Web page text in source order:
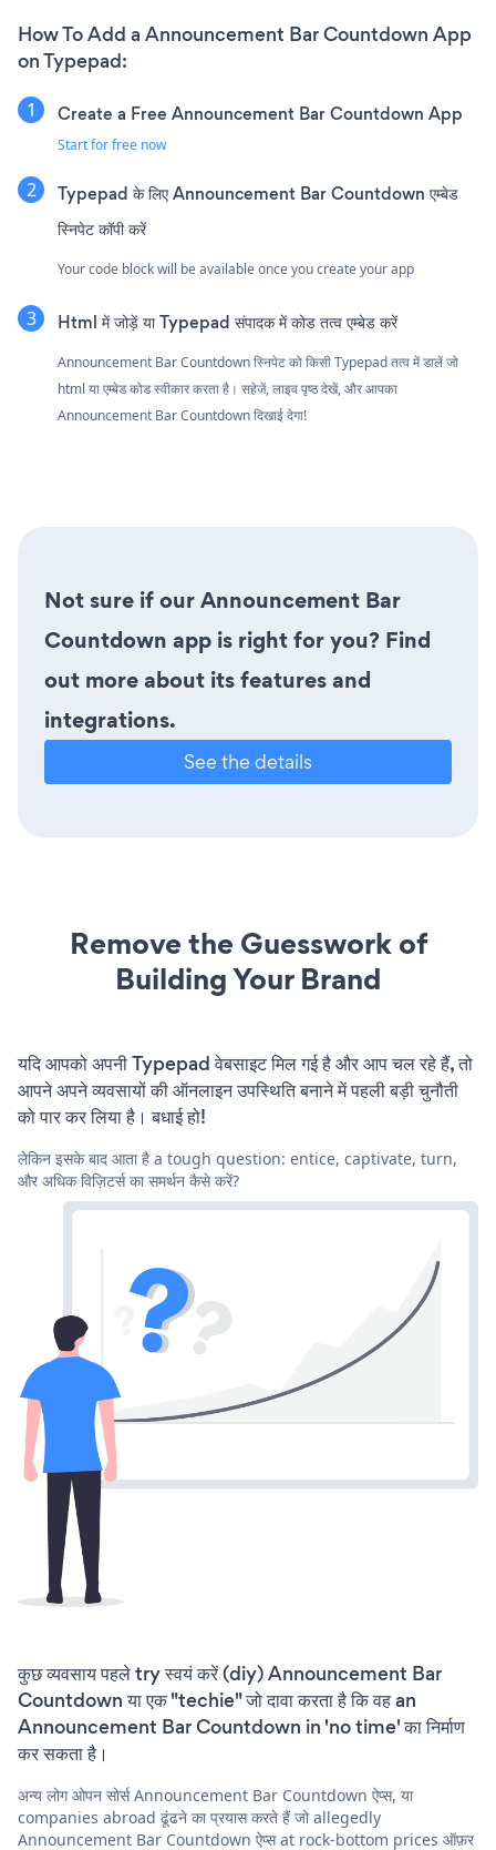
How To Add a Announcement Bar Countdown App
on Typepad:
Create a Free Announcement Bar Countdown App
Start for free now
Typepad के लिए Announcement Bar Countdown एम्बेड
स्निपेट कॉपी करें
Your code block will be available once you create your app
Html में जोड़ें या Typepad संपादक में कोड तत्व एम्बेड करें
Announcement Bar Countdown स्निपेट को किसी Typepad तत्व में डालें जो
html या एम्बेड कोड स्वीकार करता है। सहेजें, लाइव पृष्ठ देखें, और आपका
Announcement Bar Countdown दिखाई देगा!
Not sure if our Announcement Bar
Countdown app is right for you? Find
out more about its features and
integrations.
See the details
Remove the Guesswork of
Building Your Brand
यदि आपको अपनी Typepad वेबसाइट मिल गई है और आप चल रहे हैं, तो
आपने अपने व्यवसायों की ऑनलाइन उपस्थिति बनाने में पहली बड़ी चुनौती
को पार कर लिया है। बधाई हो!
लेकिन इसके बाद आता है a tough question: entice, captivate, turn,
और अधिक विज़िटर्स का समर्थन कैसे करें?
कुछ व्यवसाय पहले try स्वयं करें (diy) Announcement Bar
Countdown या एक "techie" जो दावा करता है कि वह an
Announcement Bar Countdown in 'no time' का निर्माण
कर सकता है।
अन्य लोग ओपन सोर्स Announcement Bar Countdown ऐप्स, या
companies abroad ढूंढने का प्रयास करते हैं जो allegedly
Announcement Bar Countdown ऐप्स at rock-bottom prices ऑफ़र